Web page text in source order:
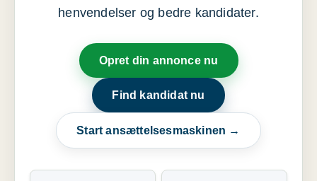
henvendelser og bedre kandidater.
Opret din annonce nu
Find kandidat nu
Start ansættelsesmaskinen →